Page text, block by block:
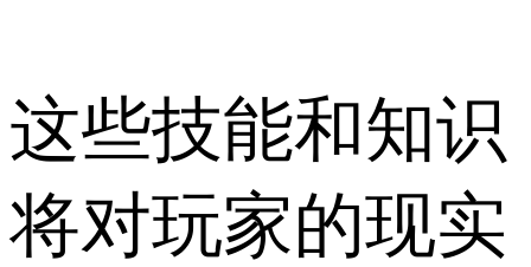
这些技能和知识
将对玩家的现实